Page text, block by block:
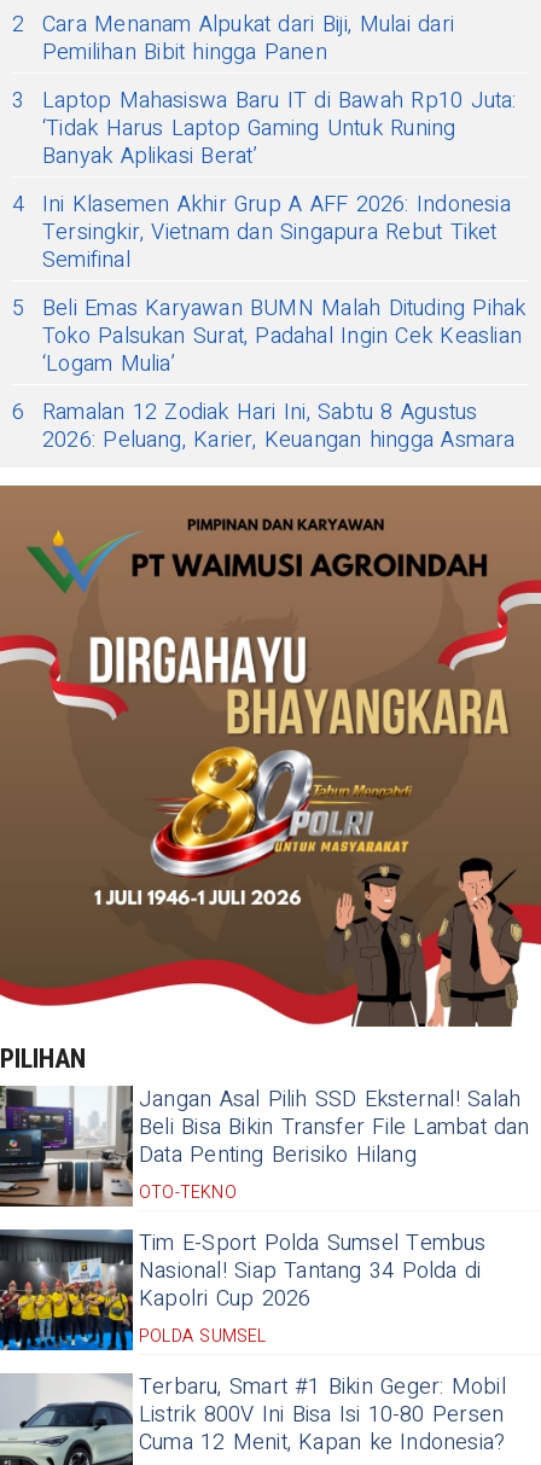
2 Cara Menanam Alpukat dari Biji, Mulai dari
Pemilihan Bibit hingga Panen
3
Laptop Mahasiswa Baru IT di Bawah Rp10 Juta:
‘Tidak Harus Laptop Gaming Untuk Runing
Banyak Aplikasi Berat’
4 Ini Klasemen Akhir Grup A AFF 2026: Indonesia
Tersingkir, Vietnam dan Singapura Rebut Tiket
Semifinal
5
Beli Emas Karyawan BUMN Malah Dituding Pihak
Toko Palsukan Surat, Padahal Ingin Cek Keaslian
‘Logam Mulia’
6
Ramalan 12 Zodiak Hari Ini, Sabtu 8 Agustus
2026: Peluang, Karier, Keuangan hingga Asmara
PILIHAN
Jangan Asal Pilih SSD Eksternal! Salah
Beli Bisa Bikin Transfer File Lambat dan
Data Penting Berisiko Hilang
OTO-TEKNO
Tim E-Sport Polda Sumsel Tembus
Nasional! Siap Tantang 34 Polda di
Kapolri Cup 2026
POLDA SUMSEL
Terbaru, Smart #1 Bikin Geger: Mobil
Listrik 800V Ini Bisa Isi 10-80 Persen
Cuma 12 Menit, Kapan ke Indonesia?